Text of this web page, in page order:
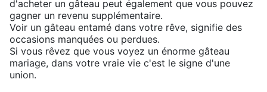
d'acheter un gâteau peut également que vous pouvez
gagner un revenu supplémentaire.
Voir un gâteau entamé dans votre rêve, signifie des
occasions manquées ou perdues.
Si vous rêvez que vous voyez un énorme gâteau
mariage, dans votre vraie vie c'est le signe d'une
union.